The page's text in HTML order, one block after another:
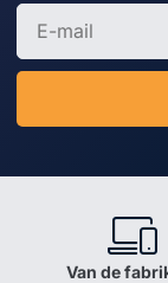
Van de